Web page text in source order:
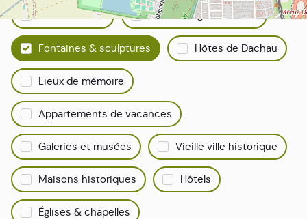
Points de vue
Sélection gastronomie
Fontaines & sculptures Hôtes de Dachau
Lieux de mémoire
Appartements de vacances
Galeries et musées Vieille ville historique
Maisons historiques Hôtels
Églises & chapelles